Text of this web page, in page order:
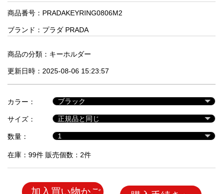
人
気
商
セ
ル
品
商品番号：PRADAKEYRING0806M2
ブランド： プラダ PRADA
商品の分類： キーホルダー
更新日時：2025-08-06 15:23:57
カラー：
サイズ：
数量：
在庫：99件 販売個数：2件
加入買い物かご